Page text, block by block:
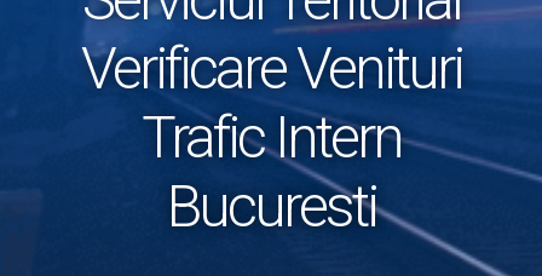
Verificare Venituri
Trafic Intern
Bucuresti